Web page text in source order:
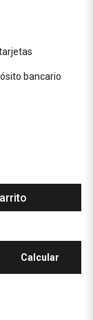
bancario
Calcular